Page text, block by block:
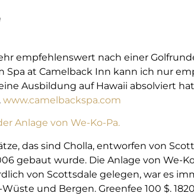
empfehlenswert nach einer
Spa at Camelback Inn kann ich nur
Ausbildung auf Hawaii absolviert
www.camelbackspa.com
das sind Cholla, entworfen von
gebaut wurde. Die Anlage von We-
von Scottsdale gelegen, war es
und Bergen. Greenfee 100 $.